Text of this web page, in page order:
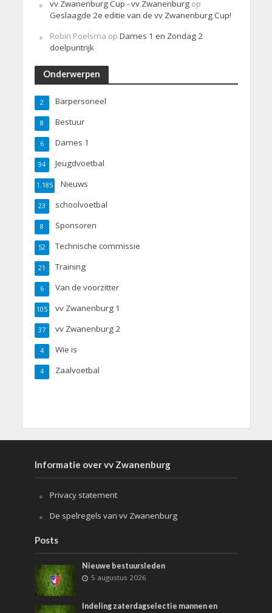
vv Zwanenburg Cup - vv Zwanenburgop
Geslaagde 2e editie van de vv Zwanenburg Cup!
Robin Poelsma op Dames 1 en Zondag 2
doelpuntrijk
Onderwerpen
Barpersoneel
2
Bestuur
8
Dames 1
6
Jeugdvoetbal
94
Nieuws
1.185
schoolvoetbal
23
Sponsoren
8
Technische commissie
52
Training
21
Van de voorzitter
6
vv Zwanenburg 1
105
vv Zwanenburg 2
37
Wie is
4
Zaalvoetbal
4
Informatie over vv Zwanenburg
Privacy statement
De spelregels van vv Zwanenburg
Posts
Nieuwe bestuursleden
5 augustus 2026
Indeling zaterdagselectie mannen en